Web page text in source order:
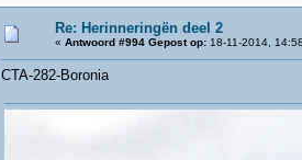
Re: Herinneringën deel 2
« Antwoord #994 Gepost op: 18-11-2014,
CTA-282-Boronia